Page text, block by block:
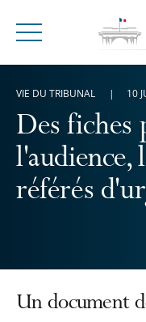
Menu
Des fiches
l'audience,
référés
VIE DU TRIBUNAL 10
Un document